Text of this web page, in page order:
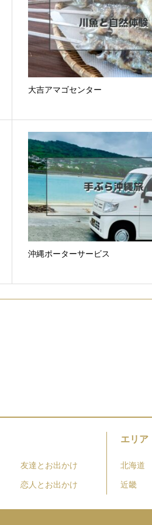
大吉アマゴセンター
沖縄ポーターサービス
友達とお出かけ
恋人とお出かけ
エリア
北海道
近畿